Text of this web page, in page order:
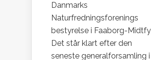
Danmarks
Naturfredningsforenings
bestyrelse i Faaborg-
Det står klart efter den
seneste generalforsamling i